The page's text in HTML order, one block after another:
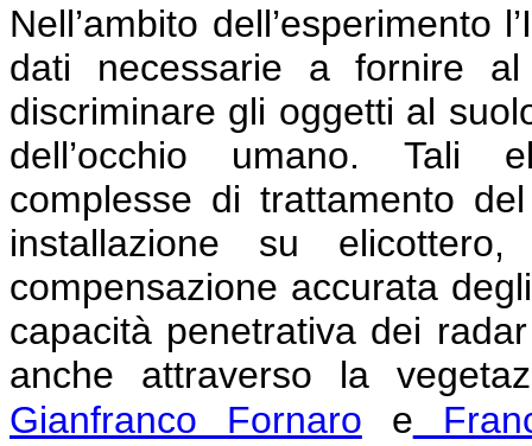
Nell’ambito dell’esperimento
dati necessarie a fornire
discriminare gli oggetti al
dell’occhio umano. Tali
complesse di trattamento
installazione su
compensazione accurata
capacità penetrativa dei
anche attraverso la
Gianfranco Fornaro e